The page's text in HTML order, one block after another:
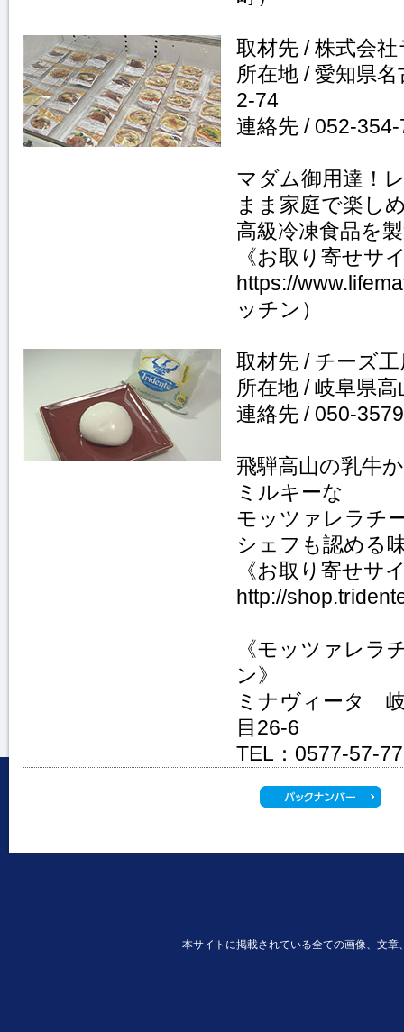
取材先 / 株式会
所在地 / 愛知県
2-74
連絡先 / 052-
マダム御用達！
まま家庭で楽し
高級冷凍食品を
《お取り寄せサ
https://
ッチン）
取材先 / チーズ
所在地 / 岐阜県
連絡先 / 050-
飛騨高山の乳牛
ミルキーな
モッツァレラチ
シェフも認める
《お取り寄せサ
http://
《モッツァレラ
ン》
ミナヴィータ
目26-6
TEL：0577-57-
本サイトに掲載されている全ての画像、文